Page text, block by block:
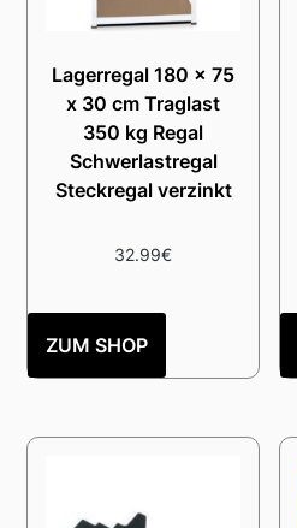
Lagerregal 180 x 75
x 30 cm Traglast
350 kg Regal
Schwerlastregal
Steckregal verzinkt
32.99€
ZUM SHOP